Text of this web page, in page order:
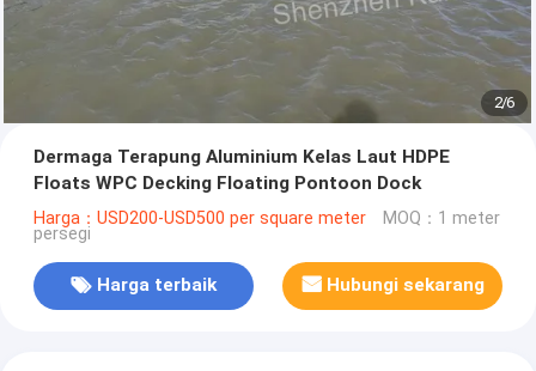
2/6
Dermaga Terapung Aluminium Kelas Laut HDPE
Floats WPC Decking Floating Pontoon Dock
Harga：USD200-USD500 per square meter MOQ：1 meter
persegi
Harga terbaik Hubungi sekarang